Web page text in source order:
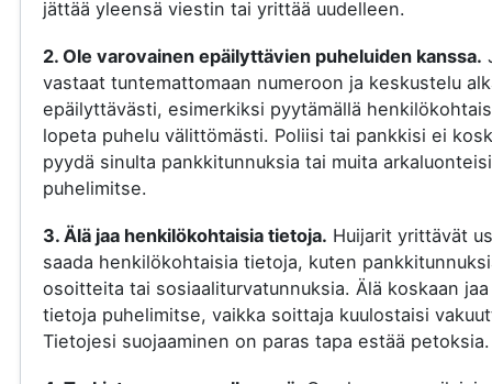
jättää yleensä viestin tai yrittää uudelleen.
2. Ole varovainen epäilyttävien puheluiden kanssa.
vastaat tuntemattomaan numeroon ja keskustelu
epäilyttävästi, esimerkiksi pyytämällä
lopeta puhelu välittömästi. Poliisi tai pankkisi ei
pyydä sinulta pankkitunnuksia tai muita
puhelimitse.
3. Älä jaa henkilökohtaisia tietoja. Huijarit yrittävät
saada henkilökohtaisia tietoja, kuten
osoitteita tai sosiaaliturvatunnuksia. Älä koskaan
tietoja puhelimitse, vaikka soittaja kuulostaisi
Tietojesi suojaaminen on paras tapa estää petoksia.